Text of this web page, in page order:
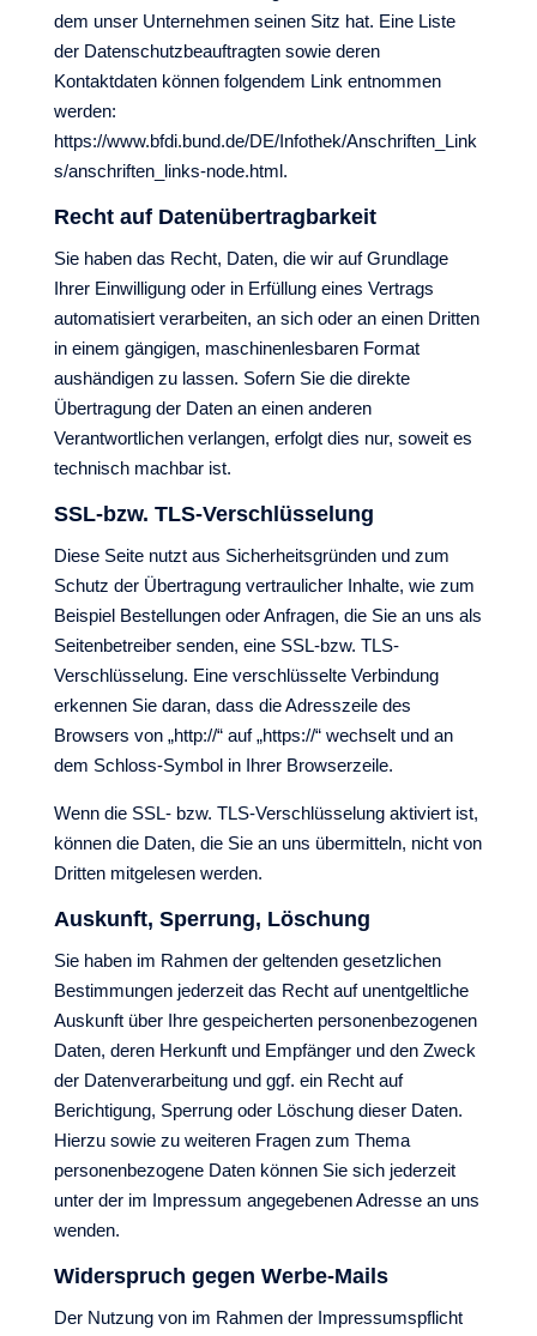
dem unser Unternehmen seinen Sitz hat. Eine Liste
der Datenschutzbeauftragten sowie deren
Kontaktdaten können folgendem Link entnommen
werden:
https://www.bfdi.bund.de/DE/Infothek/Anschriften_Link
s/anschriften_links-node.html.
Recht auf Datenübertragbarkeit
Sie haben das Recht, Daten, die wir auf Grundlage
Ihrer Einwilligung oder in Erfüllung eines Vertrags
automatisiert verarbeiten, an sich oder an einen Dritten
in einem gängigen, maschinenlesbaren Format
aushändigen zu lassen. Sofern Sie die direkte
Übertragung der Daten an einen anderen
Verantwortlichen verlangen, erfolgt dies nur, soweit es
technisch machbar ist.
SSL-bzw. TLS-Verschlüsselung
Diese Seite nutzt aus Sicherheitsgründen und zum
Schutz der Übertragung vertraulicher Inhalte, wie zum
Beispiel Bestellungen oder Anfragen, die Sie an uns als
Seitenbetreiber senden, eine SSL-bzw. TLS-
Verschlüsselung. Eine verschlüsselte Verbindung
erkennen Sie daran, dass die Adresszeile des
Browsers von „http://“ auf „https://“ wechselt und an
dem Schloss-Symbol in Ihrer Browserzeile.
Wenn die SSL- bzw. TLS-Verschlüsselung aktiviert ist,
können die Daten, die Sie an uns übermitteln, nicht von
Dritten mitgelesen werden.
Auskunft, Sperrung, Löschung
Sie haben im Rahmen der geltenden gesetzlichen
Bestimmungen jederzeit das Recht auf unentgeltliche
Auskunft über Ihre gespeicherten personenbezogenen
Daten, deren Herkunft und Empfänger und den Zweck
der Datenverarbeitung und ggf. ein Recht auf
Berichtigung, Sperrung oder Löschung dieser Daten.
Hierzu sowie zu weiteren Fragen zum Thema
personenbezogene Daten können Sie sich jederzeit
unter der im Impressum angegebenen Adresse an uns
wenden.
Widerspruch gegen Werbe-Mails
Der Nutzung von im Rahmen der Impressumspflicht